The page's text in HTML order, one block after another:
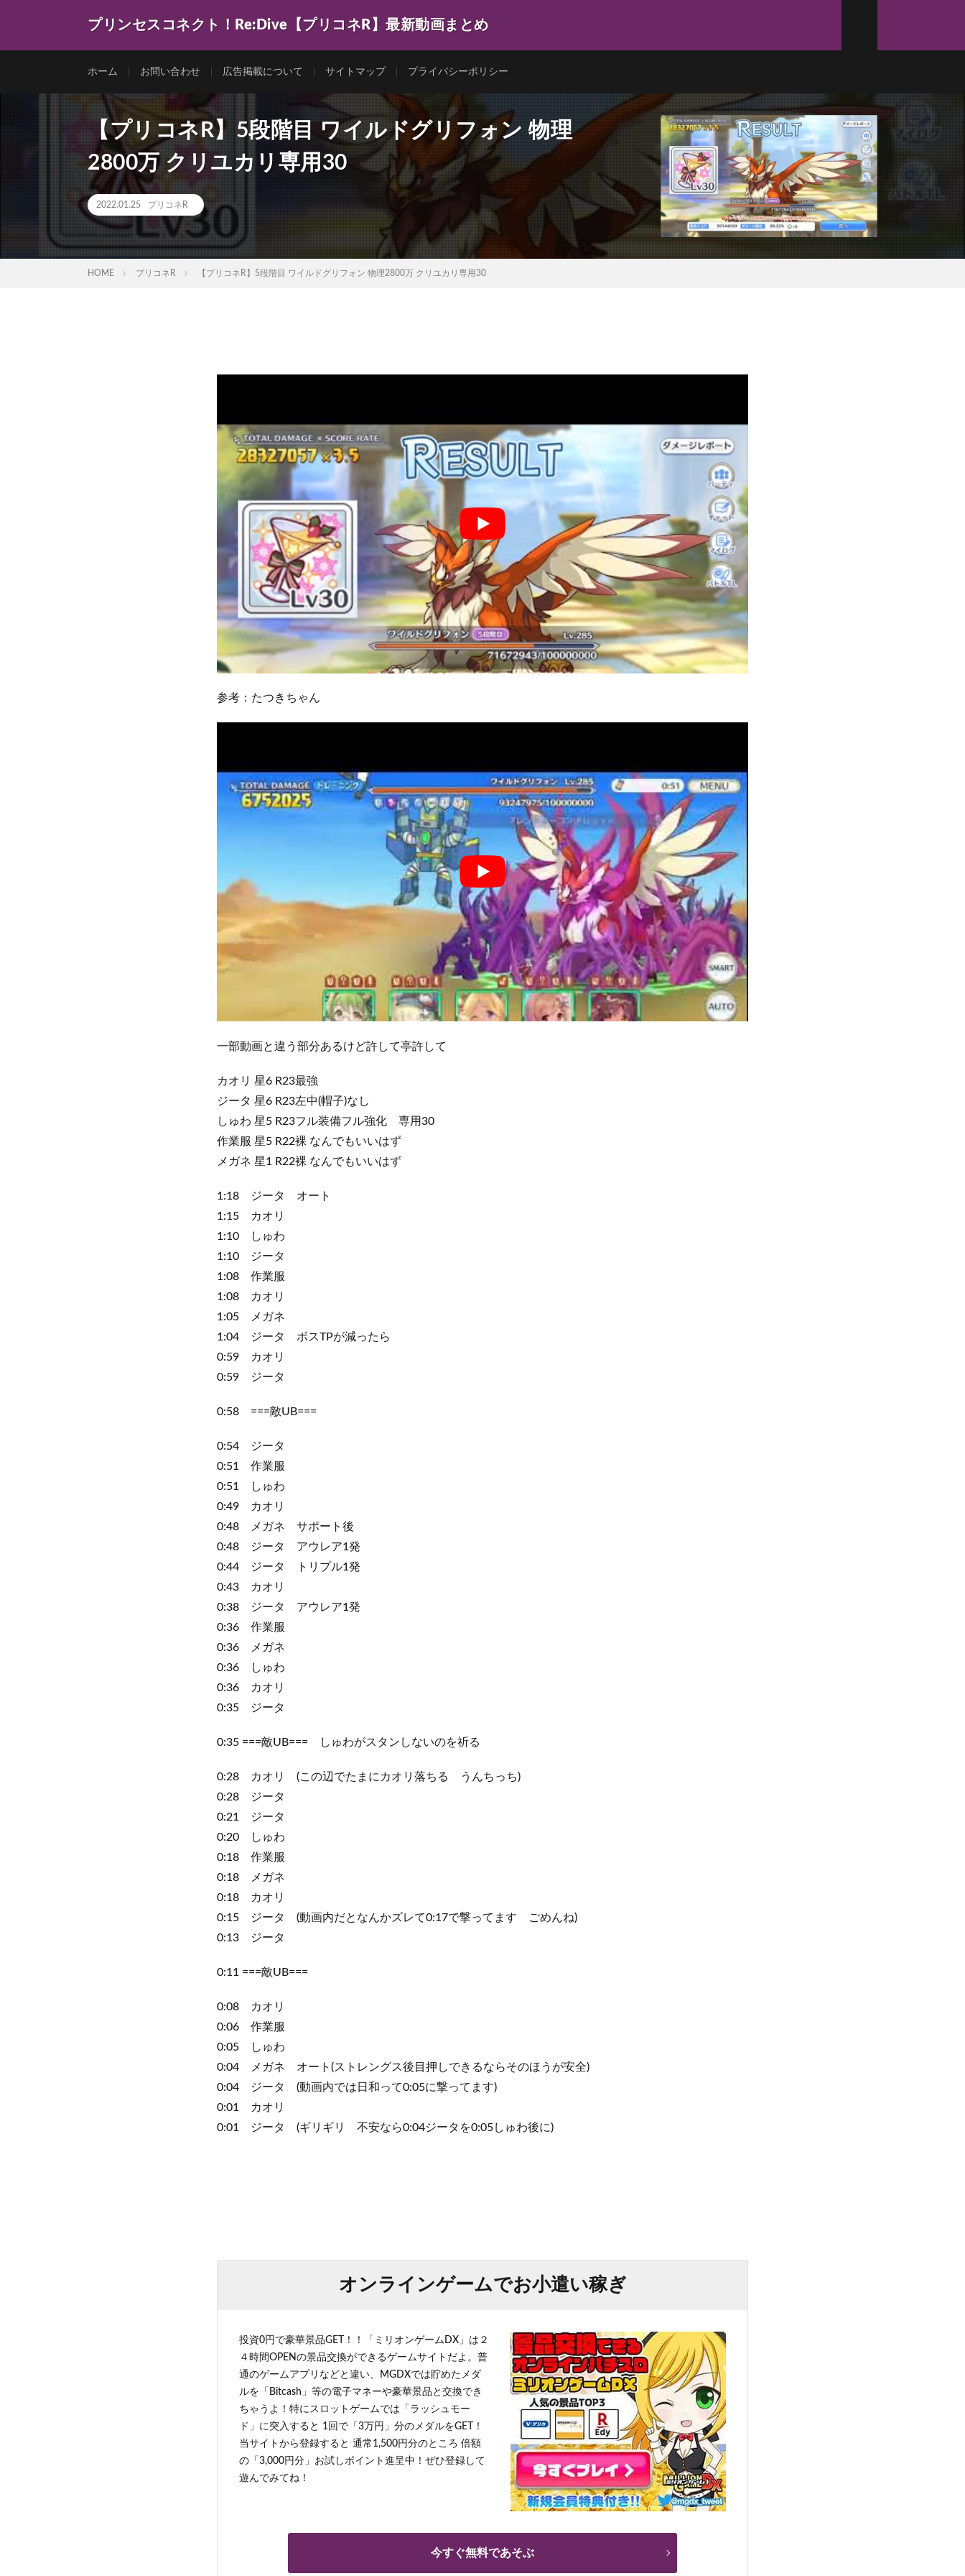
プリンセスコネクト！Re:Dive【プリコネR】最新動画まとめ
ホーム お問い合わせ 広告掲載について サイトマップ プライバシーポリシー
【プリコネR】5段階目 ワイルドグリフォン 物理
2800万 クリユカリ専用30
2022.01.25 プリコネR
HOME プリコネR 【プリコネR】5段階目 ワイルドグリフォン 物理2800万 クリユカリ専用30
参考：たつきちゃん
一部動画と違う部分あるけど許して亭許して
カオリ 星6 R23最強
ジータ 星6 R23左中(帽子)なし
しゅわ 星5 R23フル装備フル強化 専用30
作業服 星5 R22裸 なんでもいいはず
メガネ 星1 R22裸 なんでもいいはず
1:18 ジータ オート
1:15 カオリ
1:10 しゅわ
1:10 ジータ
1:08 作業服
1:08 カオリ
1:05 メガネ
1:04 ジータ ボスTPが減ったら
0:59 カオリ
0:59 ジータ
0:58 ===敵UB===
0:54 ジータ
0:51 作業服
0:51 しゅわ
0:49 カオリ
0:48 メガネ サポート後
0:48 ジータ アウレア1発
0:44 ジータ トリプル1発
0:43 カオリ
0:38 ジータ アウレア1発
0:36 作業服
0:36 メガネ
0:36 しゅわ
0:36 カオリ
0:35 ジータ
0:35 ===敵UB=== しゅわがスタンしないのを祈る
0:28 カオリ (この辺でたまにカオリ落ちる うんちっち)
0:28 ジータ
0:21 ジータ
0:20 しゅわ
0:18 作業服
0:18 メガネ
0:18 カオリ
0:15 ジータ (動画内だとなんかズレて0:17で撃ってます ごめんね)
0:13 ジータ
0:11 ===敵UB===
0:08 カオリ
0:06 作業服
0:05 しゅわ
0:04 メガネ オート(ストレングス後目押しできるならそのほうが安全)
0:04 ジータ (動画内では日和って0:05に撃ってます)
0:01 カオリ
0:01 ジータ (ギリギリ 不安なら0:04ジータを0:05しゅわ後に)
オンラインゲームでお小遣い稼ぎ
投資0円で豪華景品GET！！「ミリオンゲームDX」は２
４時間OPENの景品交換ができるゲームサイトだよ。普
通のゲームアプリなどと違い、MGDXでは貯めたメダ
ルを「Bitcash」等の電子マネーや豪華景品と交換でき
ちゃうよ！特にスロットゲームでは「ラッシュモー
ド」に突入すると 1回で「3万円」分のメダルをGET！
当サイトから登録すると 通常1,500円分のところ 倍額
の「3,000円分」お試しポイント進呈中！ぜひ登録して
遊んでみてね！
今すぐ無料であそぶ